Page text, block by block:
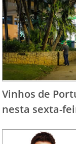
Vinhos de
nesta sexta-